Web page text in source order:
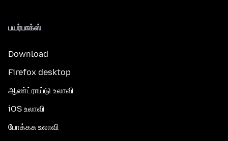
பயர்பாக்ஸ்
Download
Firefox desktop
ஆண்ட்ராய்டு உலாவி
iOS உலாவி
போக்கசு உலாவி